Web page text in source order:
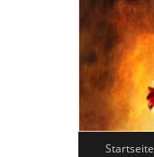
Skip
to
content
Startseite